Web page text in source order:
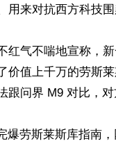
来对抗西方科技围
红气不喘地宣称，
价值上千万的劳斯
问界 M9 对比，对
爆劳斯莱斯库指南